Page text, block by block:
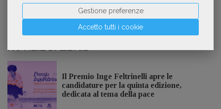
Accetto tutti i cookie
Gestione preferenze
NOTIZIE DALL'AIE
Il Premio Inge Feltrinelli apre le
candidature per la quinta edizione,
dedicata al tema della pace